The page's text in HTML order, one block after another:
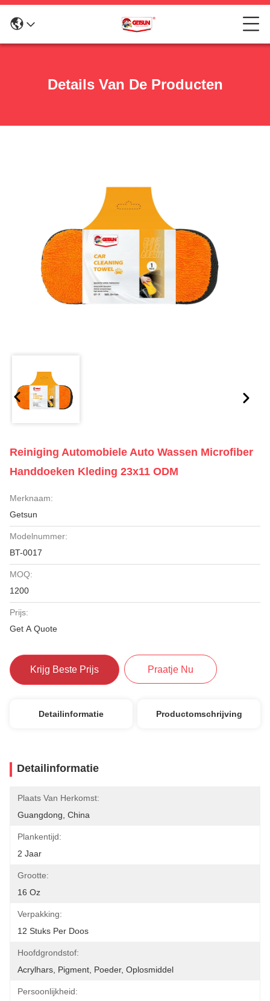
Details Van De Producten
Reiniging Automobiele Auto Wassen Microfiber
Handdoeken Kleding 23x11 ODM
Merknaam:
Getsun
Modelnummer:
BT-0017
MOQ:
1200
Prijs:
Get A Quote
Krijg Beste Prijs Praatje Nu
Detailinformatie Productomschrijving
Detailinformatie
Plaats Van Herkomst:
Guangdong, China
Plankentijd:
2 Jaar
Grootte:
16 Oz
Verpakking:
12 Stuks Per Doos
Hoofdgrondstof:
Acrylhars, Pigment, Poeder, Oplosmiddel
Persoonlijkheid: